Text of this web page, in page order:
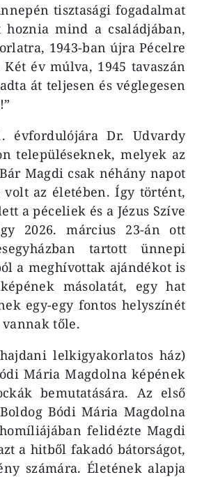
tisztasági fogadalmat
mind a családjában,
1943-ban újra Pécelre
év múlva, 1945 tavaszán
át teljesen és véglegesen
évfordulójára Dr. Udvardy
településeknek, melyek az
Magdi csak néhány napot
az életében. Így történt,
a péceliek és a Jézus Szíve
2026. március 23-án ott
tartott ünnepi
a meghívottak ajándékot is
másolatát, egy hat
egy-egy fontos helyszínét
tőle.
lelkigyakorlatos ház)
Mária Magdolna képének
bemutatására. Az első
Bódi Mária Magdolna
felidézte Magdi
a hitből fakadó bátorságot,
számára. Életének alapja